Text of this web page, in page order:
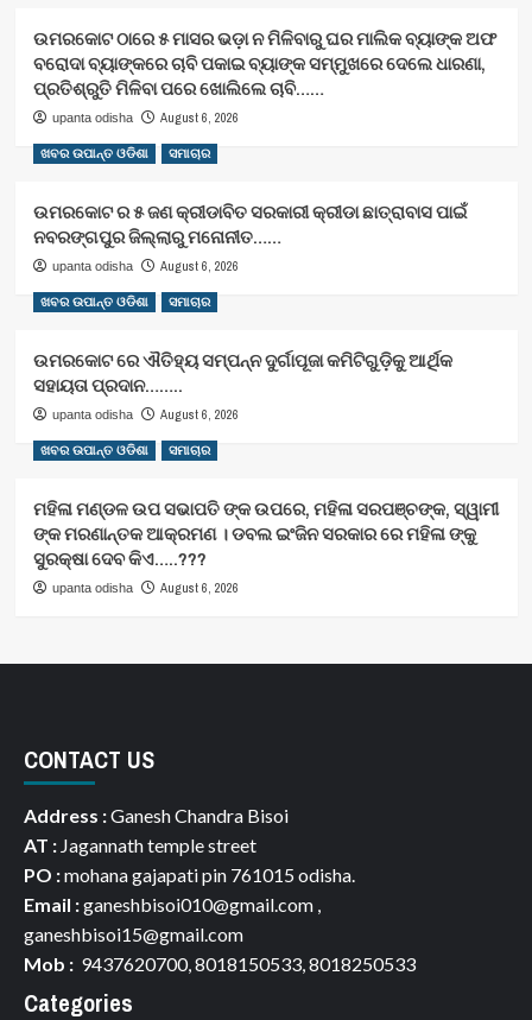
ଉମରକୋଟ ଠାରେ ୫ ମାସର ଭଡ଼ା ନ ମିଳିବାରୁ ଘର ମାଲିକ ବ୍ୟାଙ୍କ ଅଫ
ବରୋଦା ବ୍ୟାଙ୍କରେ ଚାବି ପକାଇ ବ୍ୟାଙ୍କ ସମ୍ମୁଖରେ ଦେଲେ ଧାରଣା,
ପ୍ରତିଶ୍ରୁତି ମିଳିବା ପରେ ଖୋଲିଲେ ଚାବି……
upanta odisha August 6, 2026
ଖବର ଉପାନ୍ତ ଓଡିଶା ସମାଚାର
ଉମରକୋଟ ର ୫ ଜଣ କ୍ରୀଡାବିତ ସରକାରୀ କ୍ରୀଡା ଛାତ୍ରାବାସ ପାଇଁ
ନବରଙ୍ଗପୁର ଜିଲ୍ଲାରୁ ମନୋନୀତ……
upanta odisha August 6, 2026
ଖବର ଉପାନ୍ତ ଓଡିଶା ସମାଚାର
ଉମରକୋଟ ରେ ଐତିହ୍ୟ ସମ୍ପନ୍ନ ଦୁର୍ଗାପୂଜା କମିଟିଗୁଡ଼ିକୁ ଆର୍ଥିକ
ସହାୟତା ପ୍ରଦାନ……..
upanta odisha August 6, 2026
ଖବର ଉପାନ୍ତ ଓଡିଶା ସମାଚାର
ମହିଳା ମଣ୍ଡଳ ଉପ ସଭାପତି ଙ୍କ ଉପରେ, ମହିଳା ସରପଞ୍ଚଙ୍କ, ସ୍ୱାମୀ
ଙ୍କ ମରଣାନ୍ତକ ଆକ୍ରମଣ । ଡବଲ ଇଂଜିନ ସରକାର ରେ ମହିଳା ଙ୍କୁ
ସୁରକ୍ଷା ଦେବ କିଏ…..???
upanta odisha August 6, 2026
CONTACT US
Address :Ganesh Chandra Bisoi
AT : Jagannath temple street
PO :mohana gajapati pin 761015 odisha.
Email :ganeshbisoi010@gmail.com ,
ganeshbisoi15@gmail.com
Mob : 9437620700, 8018150533, 8018250533
Categories